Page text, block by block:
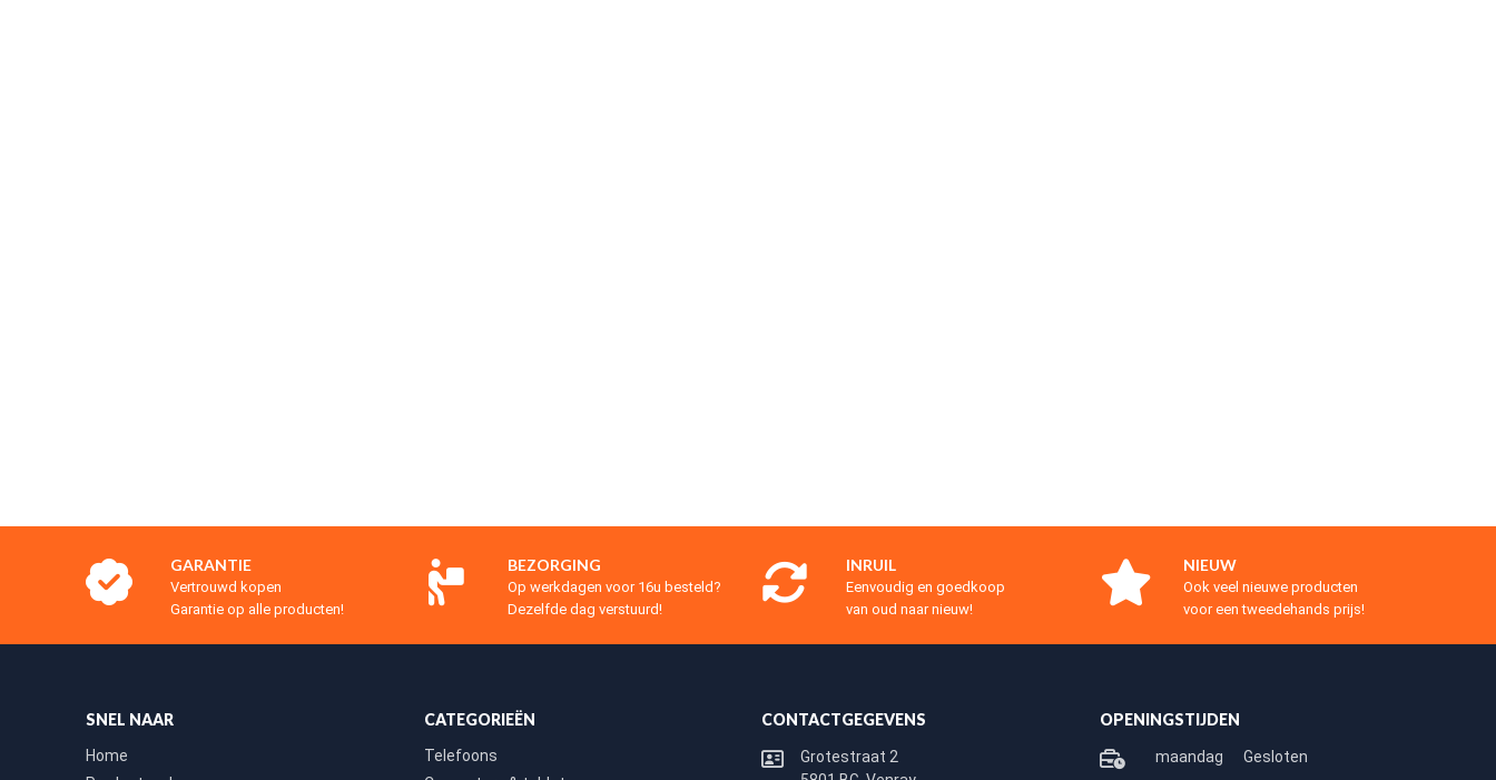
GARANTIE
Vertrouwd kopen
Garantie op alle producten!
BEZORGING
Op werkdagen voor 16u besteld?
Dezelfde dag verstuurd!
INRUIL
Eenvoudig en goedkoop
van oud naar nieuw!
NIEUW
Ook veel nieuwe producten
voor een tweedehands prijs!
SNEL NAAR
Home
CATEGORIEËN
Telefoons
CONTACTGEGEVENS
Grotestraat 2
OPENINGSTIJDEN
maandag Gesloten